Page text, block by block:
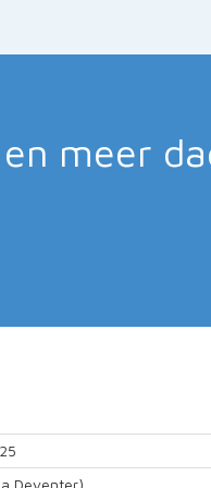
meer
Deventer)